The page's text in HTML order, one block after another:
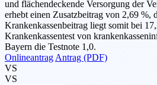
und flächendeckende Versorgung der
erhebt einen Zusatzbeitrag von 2,69 %,
Krankenkassenbeitrag liegt somit bei
Krankenkassentest von
Bayern die Testnote 1,0.
Onlineantrag Antrag (PDF)
VS
VS